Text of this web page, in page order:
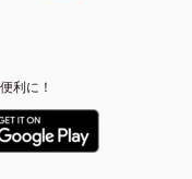
利に！